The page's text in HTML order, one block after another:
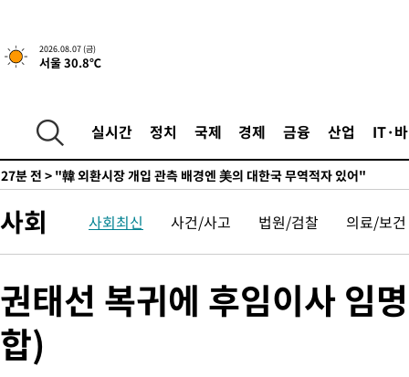
2026.08.07 (금)
서울 30.8℃
실시간 정치 국제 경제 금융 산업 IT·
51초 전 >[속보] SKT, 에이닷 서비스 장애 발생…"원인 파악 중"
21분 전 >[속보]7~9일 프로야구 3연전도 폭염 취소…11일 재개
27분 전 >"韓 외환시장 개입 관측 배경엔 美의 대한국 무역적자 있어"
30분 전 >'월드컵 탈락 후폭풍' 축구협회…초유의 압수수색에 '충격·당황'
32분 전 >
서울 낮 37.9도, 올여름 최고치 경신…영등포 순간 '40도'
39분 전 >
1시간 전 >[속보]코스피, 301.88포인트(4.58%) 내린 6296.38 마감
1시간 전 >[속보]원·달러 환율, 0.7원 내린 1423.8원 마감
2시간 전 >
3시간 전 >
사회 사회최신 사건/사고 법원/검찰 의료/보건
권태선 복귀에 후임이사
합)